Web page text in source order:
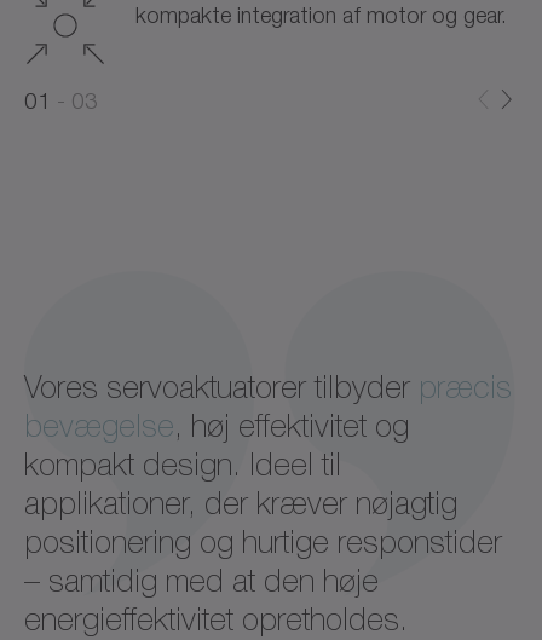
kompakte integration af motor og gear.
01
03
Vores servoaktuatorer tilbyder præcis
bevægelse, høj effektivitet og
kompakt design. Ideel til
applikationer, der kræver nøjagtig
positionering og hurtige responstider
– samtidig med at den høje
energieffektivitet opretholdes.